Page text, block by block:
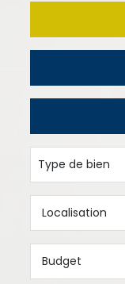
Type de bien
Budget